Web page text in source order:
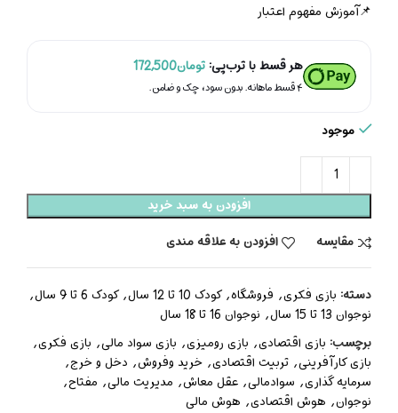
📌آموزش مفهوم اعتبار
هر قسط با ترب‌پی: تومان172,500
۴ قسط ماهانه. بدون سود، چک و ضامن.
موجود
افزودن به سبد خرید
مقایسه
افزودن به علاقه مندی
دسته: بازی فکری, فروشگاه,کودک 10 تا 12 سال ,کودک 6 تا 9 سال
,
نوجوان 13 تا 15 سال
, نوجوان 16 تا 18 سال
برچسب: بازی اقتصادی, بازی رومیزی, بازی سواد مالی, بازی فکری,
بازی کارآفرینی, تربیت اقتصادی, خرید وفروش, دخل و خرج,
سرمایه گذاری, سوادمالی, عقل معاش, مدیریت مالی, مفتاح,
نوجوان, هوش اقتصادی, هوش مالی